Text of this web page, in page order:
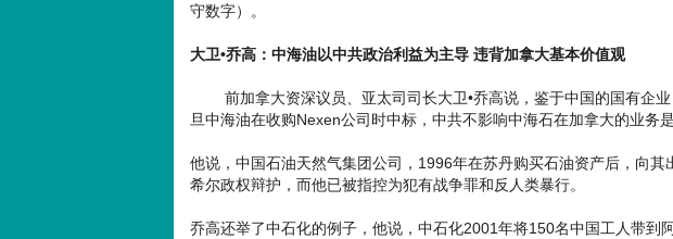
守数字）。
大卫•乔高：中海油以中共政治利益为主导 违背加拿大基本价值观
前加拿大资深议员、亚太司司长大卫•乔高说，鉴于中国的国有企业
旦中海油在收购Nexen公司时中标，中共不影响中海石在加拿大的业务是
他说，中国石油天然气集团公司，1996年在苏丹购买石油资产后，向其
希尔政权辩护，而他已被指控为犯有战争罪和反人类暴行。
乔高还举了中石化的例子，他说，中石化2001年将150名中国工人带到